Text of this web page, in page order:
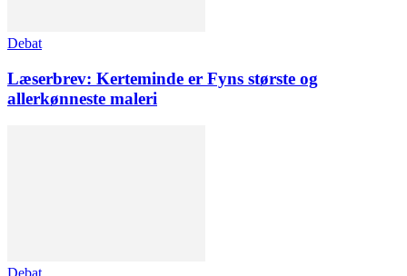
Debat
Læserbrev: Kerteminde er Fyns største og
allerkønneste maleri